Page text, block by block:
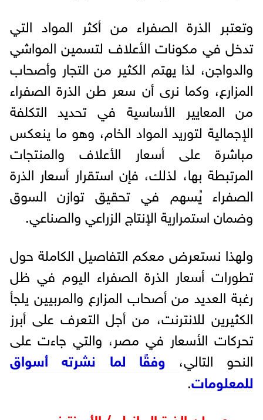
وتعتبر الذرة الصفراء من أكثر المواد التي
تدخل في مكونات الأعلاف لتسمين المواشي
والدواجن، لذا يهتم الكثير من التجار وأصحاب
المزارع، وكما نرى أن سعر طن الذرة الصفراء
من المعايير الأساسية في تحديد التكلفة
الإجمالية لتوريد المواد الخام، وهو ما ينعكس
مباشرة على أسعار الأعلاف والمنتجات
المرتبطة بها، لذلك، فإن استقرار أسعار الذرة
الصفراء يُسهم في تحقيق توازن السوق
وضمان استمرارية الإنتاج الزراعي والصناعي.
ولهذا نستعرض معكم التفاصيل الكاملة حول
تطورات أسعار الذرة الصفراء اليوم في ظل
رغبة العديد من أصحاب المزارع والمربيين يلجأ
الكثيرين للانترنت، من أجل التعرف على أبرز
تحركات الأسعار في مصر، والتي جاءت على
النحو التالي، وفقًا لما نشرته أسواق
للمعلومات.